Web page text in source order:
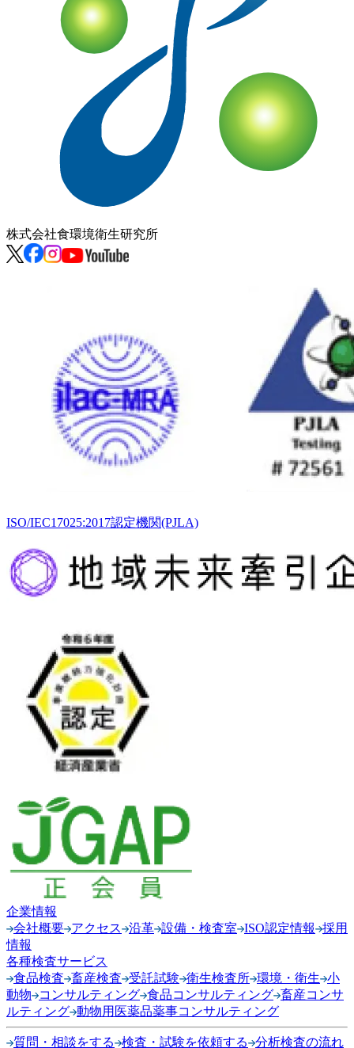
株式会社食環境衛生研究所
ISO/IEC17025:2017認定機関(PJLA)
企業情報
会社概要 アクセス 沿革 設備・検査室 ISO認定情報
採用
情報
各種検査サービス
食品検査 畜産検査 受託試験 衛生検査所 環境・衛生 小
動物
コンサルティング 食品コンサルティング 畜産コンサ
ルティング 動物用医薬品薬事コンサルティング
質問・相談をする 検査・試験を依頼する
分析検査の流れ